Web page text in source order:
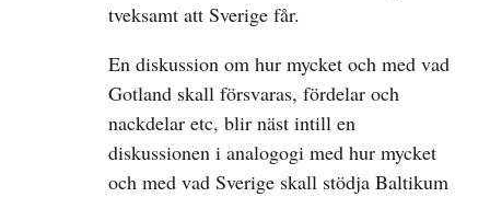
tveksamt att Sverige får.
En diskussion om hur mycket och med vad
Gotland skall försvaras, fördelar och
nackdelar etc, blir näst intill en
diskussionen i analogogi med hur mycket
och med vad Sverige skall stödja Baltikum